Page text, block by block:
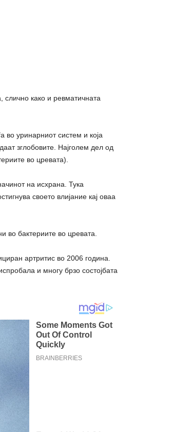
како и ревматичната
во уринарниот систем и која
зглобовите. Најголем дел од
во цревата).
на исхрана. Тука
своето влијание кај оваа
во бактериите во цревата.
артритис во 2006 година.
и многу брзо состојбата